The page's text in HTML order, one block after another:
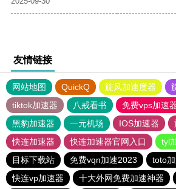
友情链接
网站地图 QuickQ 旋风加速度器
tiktok加速器
八戒看书
免费vps加速
黑豹加速器
一元机场 IOS加速器
快连加速器
快连加速器官网入口
tyl
目标下载站
免费vqn加速2023 toto
快连vp加速器
十大外网免费加速神器